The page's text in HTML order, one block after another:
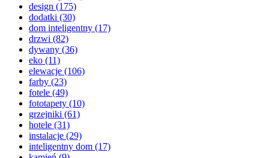
design (175)
dodatki (30)
dom inteligentny (17)
drzwi (82)
dywany (36)
eko (11)
elewacje (106)
farby (23)
fotele (49)
fototapety (10)
grzejniki (61)
hotele (31)
instalacje (29)
inteligentny dom (17)